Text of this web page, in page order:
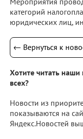
категорий
юридических лиц,
← Вернуться к
Хотите читать
всех?
Новости из
показываются на
Яндекс.Новостей